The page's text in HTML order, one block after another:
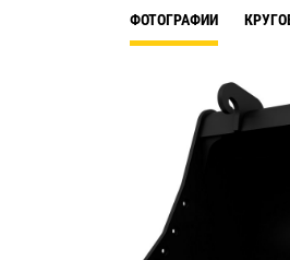
ФОТОГРАФИИ